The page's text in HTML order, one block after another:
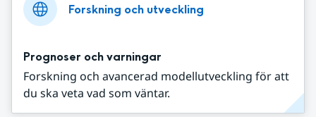
Forskning och utveckling
Prognoser och varningar
Forskning och avancerad modellutveckling för att
du ska veta vad som väntar.